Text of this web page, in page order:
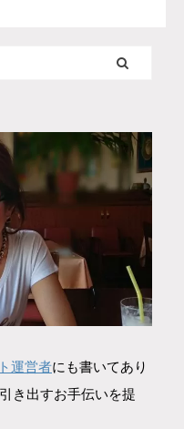
運営者にも書いてあり
き出すお手伝いを提